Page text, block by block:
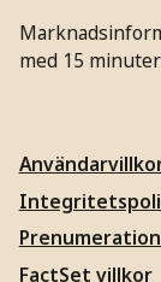
med 15
FactSet villkor